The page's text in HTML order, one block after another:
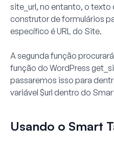
site_url, no entanto, o texto
construtor de formulários
específico éURL do Site.
A segunda função
função do WordPress
passaremos isso para
variável $url dentro do
Usando o Smart